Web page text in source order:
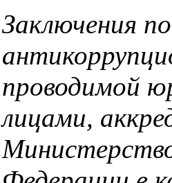
Заключения
проводимой
лицами,